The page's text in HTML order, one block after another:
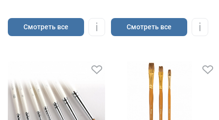
Cмотреть все Cмотреть все